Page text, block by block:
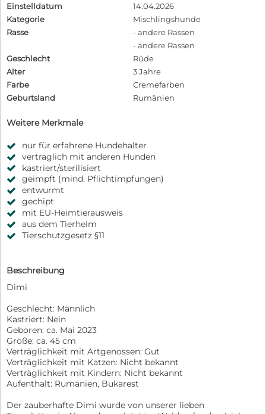
Einstelldatum
14.04.2026
Kategorie
Mischlingshunde
Rasse
- andere Rassen
- andere Rassen
Geschlecht
Rüde
Alter
3 Jahre
Farbe
Cremefarben
Geburtsland
Rumänien
Weitere Merkmale
nur für erfahrene Hundehalter
verträglich mit anderen Hunden
kastriert/sterilisiert
geimpft (mind. Pflichtimpfungen)
entwurmt
gechipt
mit EU-Heimtierausweis
aus dem Tierheim
Tierschutzgesetz §11
Beschreibung
Dimi
Geschlecht: Männlich
Kastriert: Nein
Geboren: ca. Mai 2023
Größe: ca. 45 cm
Verträglichkeit mit Artgenossen: Gut
Verträglichkeit mit Katzen: Nicht bekannt
Verträglichkeit mit Kindern: Nicht bekannt
Aufenthalt: Rumänien, Bukarest
Der zauberhafte Dimi wurde von unserer lieben